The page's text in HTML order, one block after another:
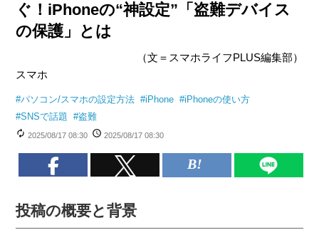
ぐ！iPhoneの“神設定”「盗難デバイス
の保護」とは
（文＝スマホライフPLUS編集部）
スマホ
#パソコン/スマホの設定方法 #iPhone #iPhoneの使い方
#SNSで話題 #盗難
2025/08/17 08:30 2025/08/17 08:30
投稿の概要と背景